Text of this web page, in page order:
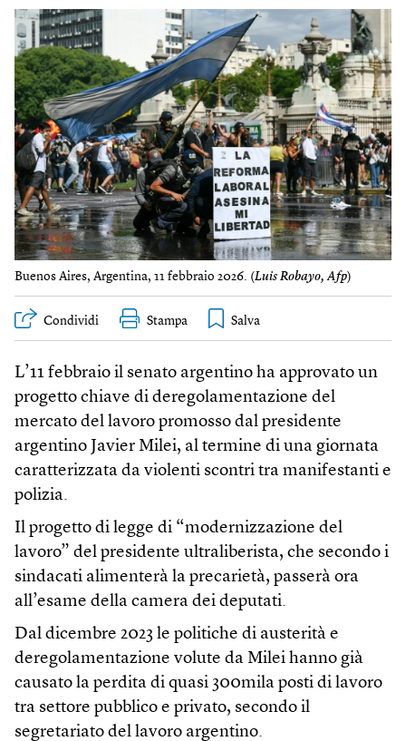
Buenos Aires, Argentina, 11 febbraio 2026. (Luis Robayo, Afp)
Condividi Stampa
L’11 febbraio il senato argentino ha approvato un
progetto chiave di deregolamentazione del
mercato del lavoro promosso dal presidente
argentino Javier Milei, al termine di una giornata
caratterizzata da violenti scontri tra manifestanti e
polizia.
Il progetto di legge di “modernizzazione del
lavoro” del presidente ultraliberista, che secondo i
sindacati alimenterà la precarietà, passerà ora
all’esame della camera dei deputati.
Dal dicembre 2023 le politiche di austerità e
deregolamentazione volute da Milei hanno già
causato la perdita di quasi 300mila posti di lavoro
tra settore pubblico e privato, secondo il
segretariato del lavoro argentino.